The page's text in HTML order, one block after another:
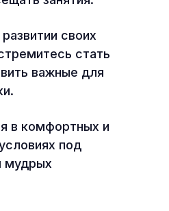
своих
стать
важные для
в комфортных и
под
мудрых